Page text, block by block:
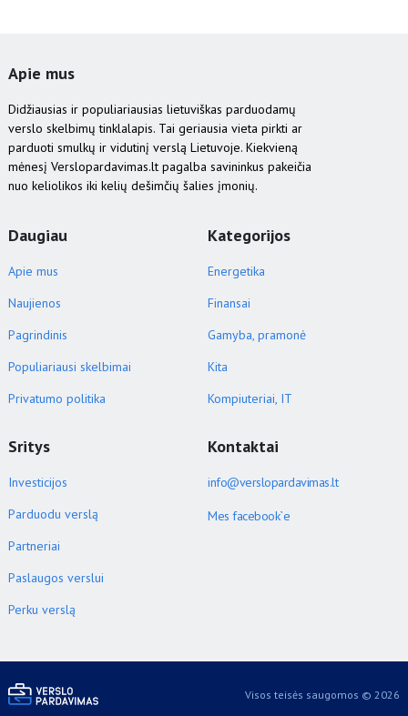
Apie mus
Didžiausias ir populiariausias lietuviškas parduodamų
verslo skelbimų tinklalapis. Tai geriausia vieta pirkti ar
parduoti smulkų ir vidutinį verslą Lietuvoje. Kiekvieną
mėnesį Verslopardavimas.lt pagalba savininkus pakeičia
nuo keliolikos iki kelių dešimčių šalies įmonių.
Daugiau
Apie mus
Naujienos
Pagrindinis
Populiariausi skelbimai
Privatumo politika
Kategorijos
Energetika
Finansai
Gamyba, pramonė
Kita
Kompiuteriai, IT
Sritys
Investicijos
Parduodu verslą
Partneriai
Paslaugos verslui
Perku verslą
Kontaktai
info@verslopardavimas.lt
Mes facebook`e
Visos teisės saugomos © 2026